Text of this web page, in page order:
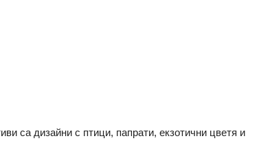
са дизайни с птици, папрати, екзотични цветя и